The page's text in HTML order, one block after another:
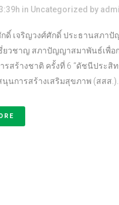
in Uncategorized by
กดิ์ เจริญวงศ์ศักดิ์ ประธานสภ
ยวชาญ สภาปัญญาสมาพันธ์เพื่อ
รสร้างชาติ ครั้งที่ 6 “ดัชนีประสิ
นการสร้างเสริมสุขภาพ (สสส.)...